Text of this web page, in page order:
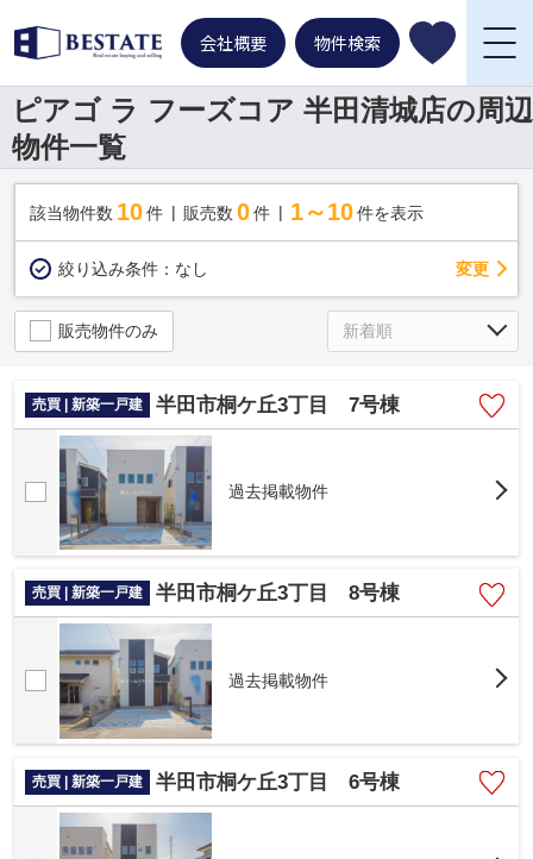
会社概要 物件検索
ピアゴ ラ フーズコア 半田清城店の周辺
物件一覧
該当物件数 10件 販売数 0 件 1～10 件を表示
絞り込み条件： なし 変更
販売物件のみ
売買 | 新築一戸建 半田市桐ケ丘3丁目 7号棟
過去掲載物件
売買 | 新築一戸建 半田市桐ケ丘3丁目 8号棟
過去掲載物件
売買 | 新築一戸建 半田市桐ケ丘3丁目 6号棟